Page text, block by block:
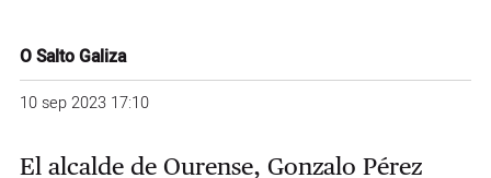
O Salto Galiza
10 sep 2023 17:10
El alcalde de Ourense, Gonzalo Pérez